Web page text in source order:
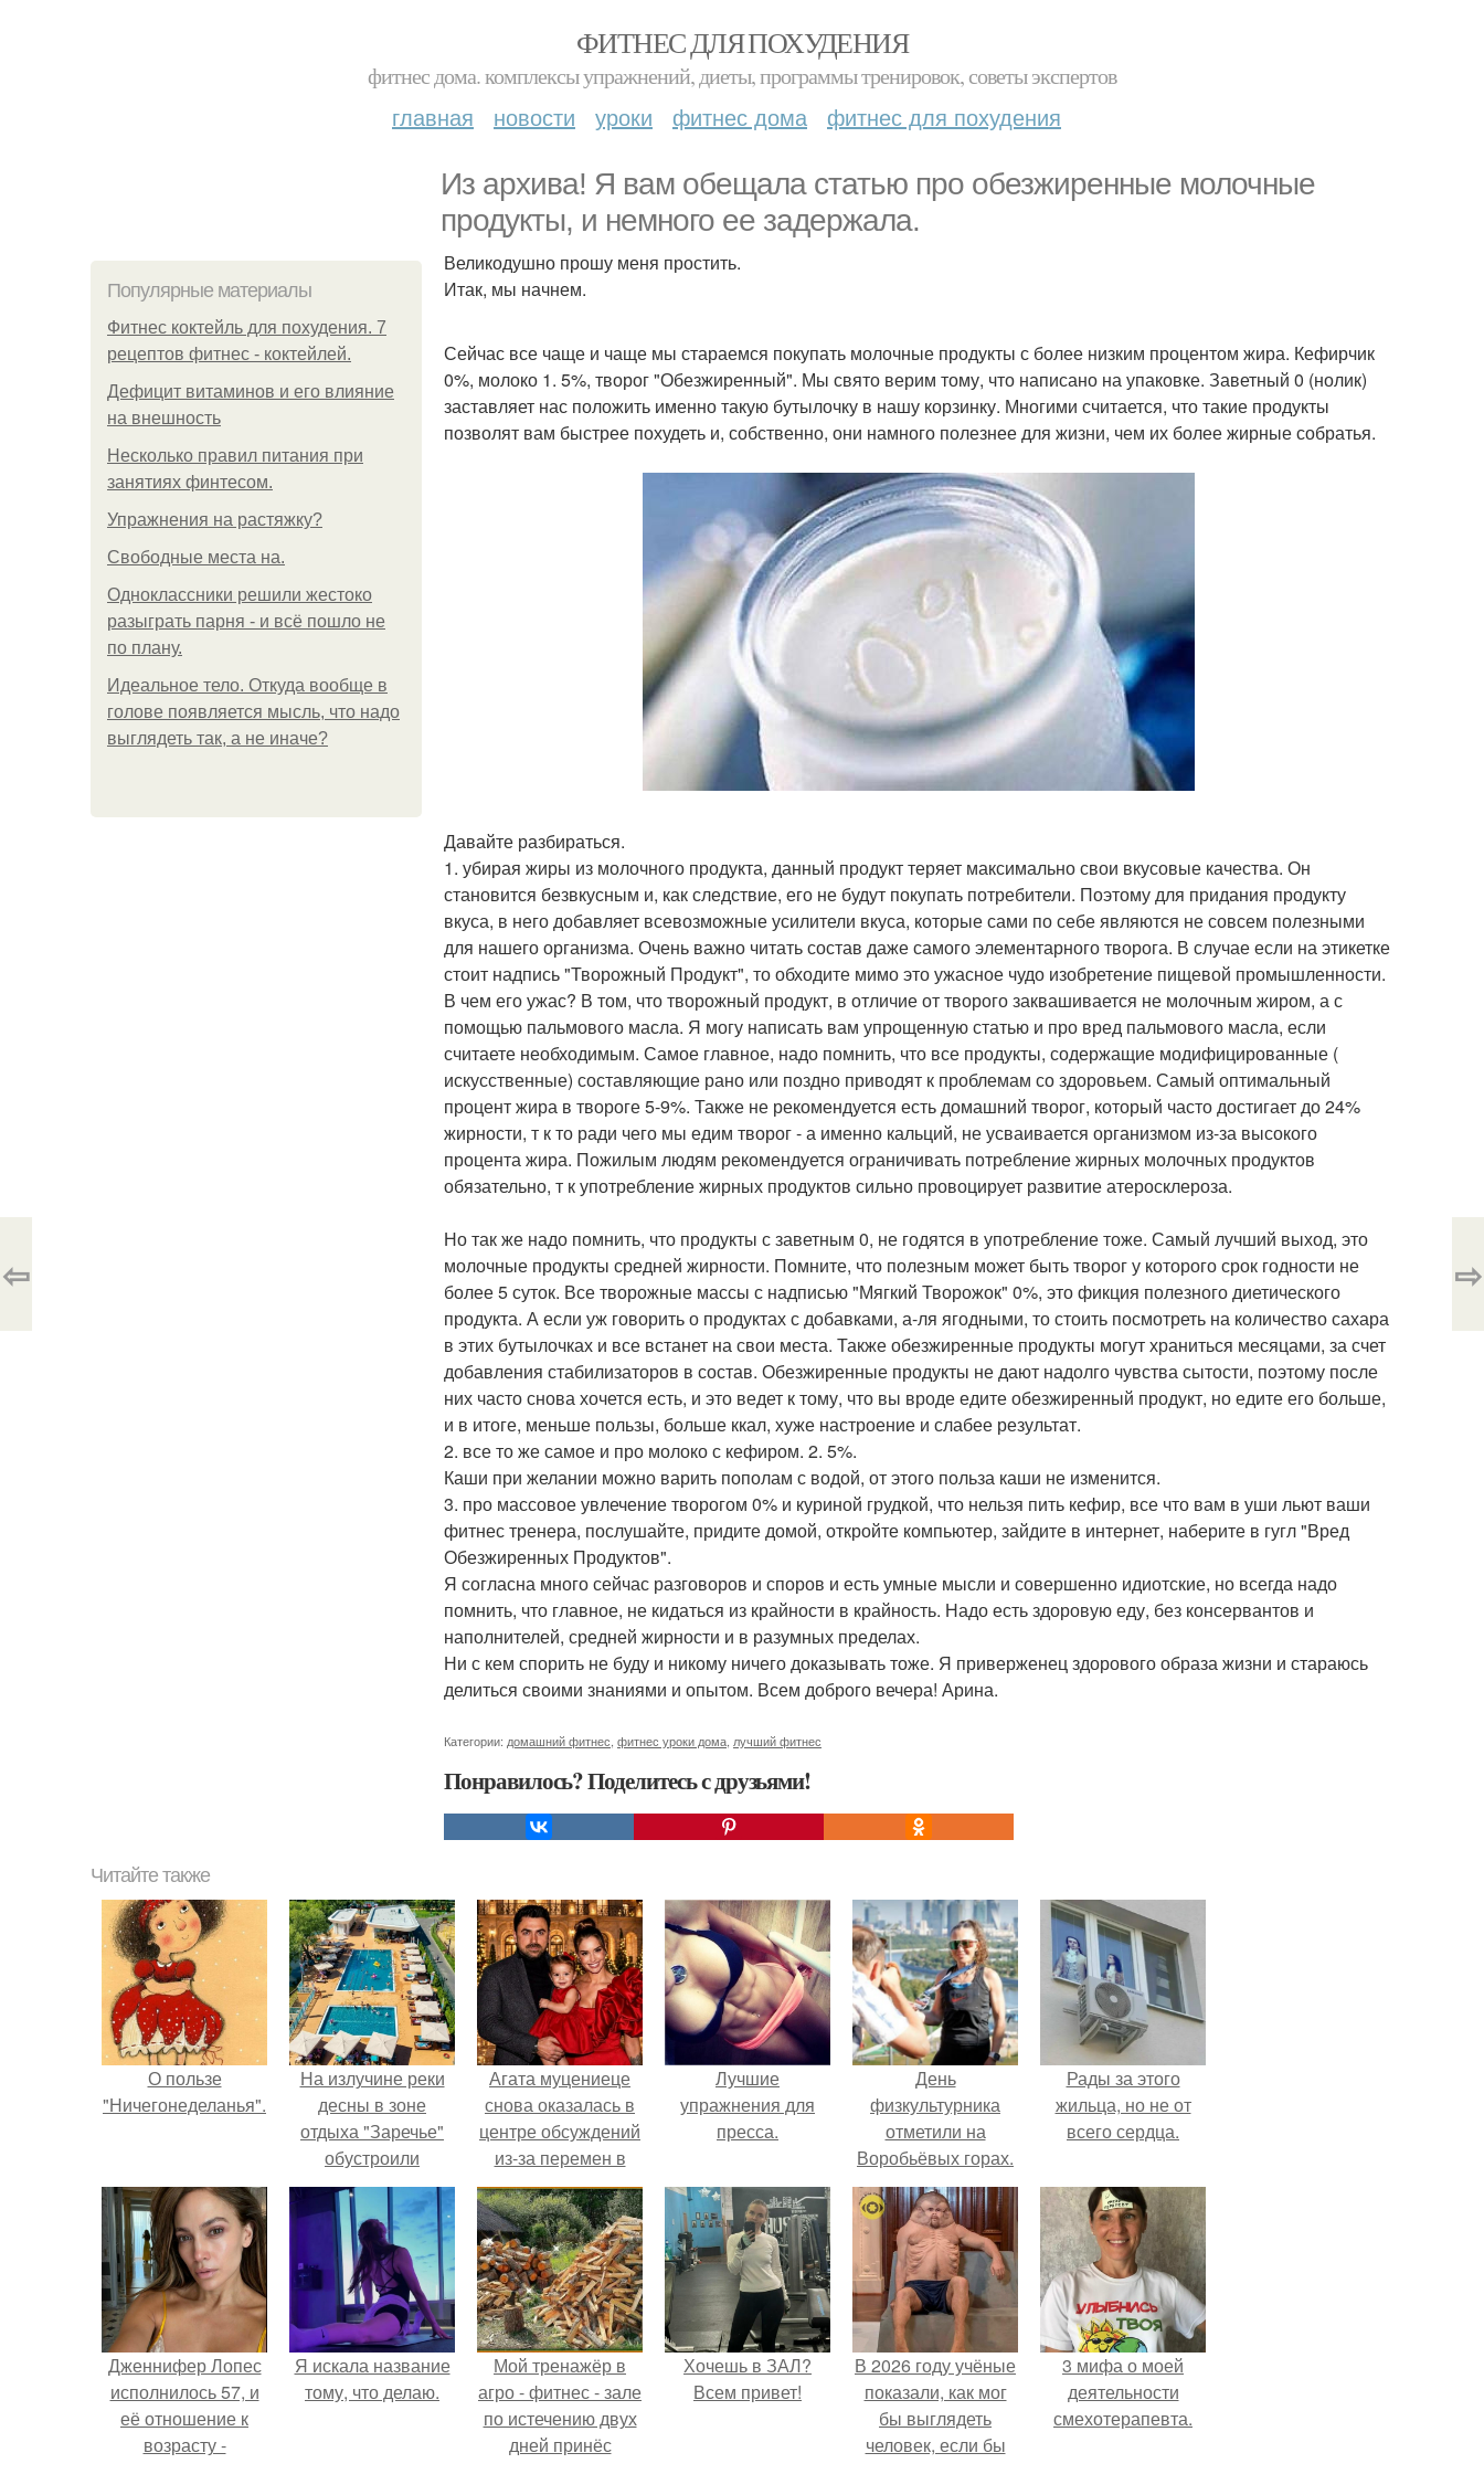
ФИТНЕС ДЛЯ ПОХУДЕНИЯ
фитнес дома. комплексы упражнений, диеты, программы тренировок, советы экспертов
главная новости уроки фитнес дома фитнес для похудения
Из архива! Я вам обещала статью про обезжиренные молочные
продукты, и немного ее задержала.
Популярные материалы
Фитнес коктейль для похудения. 7
рецептов фитнес - коктейлей.
Дефицит витаминов и его влияние
на внешность
Несколько правил питания при
занятиях финтесом.
Упражнения на растяжку?
Свободные места на.
Одноклассники решили жестоко
разыграть парня - и всё пошло не
по плану.
Идеальное тело. Откуда вообще в
голове появляется мысль, что надо
выглядеть так, а не иначе?
Великодушно прошу меня простить.
Итак, мы начнем.
Сейчас все чаще и чаще мы стараемся покупать молочные продукты с более низким процентом жира. Кефирчик
0%, молоко 1. 5%, творог "Обезжиренный". Мы свято верим тому, что написано на упаковке. Заветный 0 (нолик)
заставляет нас положить именно такую бутылочку в нашу корзинку. Многими считается, что такие продукты
позволят вам быстрее похудеть и, собственно, они намного полезнее для жизни, чем их более жирные собратья.
Давайте разбираться.
1. убирая жиры из молочного продукта, данный продукт теряет максимально свои вкусовые качества. Он
становится безвкусным и, как следствие, его не будут покупать потребители. Поэтому для придания продукту
вкуса, в него добавляет всевозможные усилители вкуса, которые сами по себе являются не совсем полезными
для нашего организма. Очень важно читать состав даже самого элементарного творога. В случае если на этикетке
стоит надпись "Творожный Продукт", то обходите мимо это ужасное чудо изобретение пищевой промышленности.
В чем его ужас? В том, что творожный продукт, в отличие от творого заквашивается не молочным жиром, а с
помощью пальмового масла. Я могу написать вам упрощенную статью и про вред пальмового масла, если
считаете необходимым. Самое главное, надо помнить, что все продукты, содержащие модифицированные (
искусственные) составляющие рано или поздно приводят к проблемам со здоровьем. Самый оптимальный
процент жира в твороге 5-9%. Также не рекомендуется есть домашний творог, который часто достигает до 24%
жирности, т к то ради чего мы едим творог - а именно кальций, не усваивается организмом из-за высокого
процента жира. Пожилым людям рекомендуется ограничивать потребление жирных молочных продуктов
обязательно, т к употребление жирных продуктов сильно провоцирует развитие атеросклероза.
Но так же надо помнить, что продукты с заветным 0, не годятся в употребление тоже. Самый лучший выход, это
молочные продукты средней жирности. Помните, что полезным может быть творог у которого срок годности не
более 5 суток. Все творожные массы с надписью "Мягкий Творожок" 0%, это фикция полезного диетического
продукта. А если уж говорить о продуктах с добавками, а-ля ягодными, то стоить посмотреть на количество сахара
в этих бутылочках и все встанет на свои места. Также обезжиренные продукты могут храниться месяцами, за счет
добавления стабилизаторов в состав. Обезжиренные продукты не дают надолго чувства сытости, поэтому после
них часто снова хочется есть, и это ведет к тому, что вы вроде едите обезжиренный продукт, но едите его больше,
и в итоге, меньше пользы, больше ккал, хуже настроение и слабее результат.
2. все то же самое и про молоко с кефиром. 2. 5%.
Каши при желании можно варить пополам с водой, от этого польза каши не изменится.
3. про массовое увлечение творогом 0% и куриной грудкой, что нельзя пить кефир, все что вам в уши льют ваши
фитнес тренера, послушайте, придите домой, откройте компьютер, зайдите в интернет, наберите в гугл "Вред
Обезжиренных Продуктов".
Я согласна много сейчас разговоров и споров и есть умные мысли и совершенно идиотские, но всегда надо
помнить, что главное, не кидаться из крайности в крайность. Надо есть здоровую еду, без консервантов и
наполнителей, средней жирности и в разумных пределах.
Ни с кем спорить не буду и никому ничего доказывать тоже. Я приверженец здорового образа жизни и стараюсь
делиться своими знаниями и опытом. Всем доброго вечера! Арина.
Категории: домашний фитнес фитнес уроки дома лучший фитнес
Понравилось? Поделитесь с друзьями!
⇦ ⇨
Читайте также
О пользе
"Ничегонеделанья".
На излучине реки
десны в зоне
отдыха "Заречье"
обустроили
комфортный
городской пляж.
Агата муцениеце
снова оказалась в
центре обсуждений
из-за перемен в
личной жизни.
Лучшие
упражнения для
пресса.
День
физкультурника
отметили на
Воробьёвых горах.
Рады за этого
жильца, но не от
всего сердца.
Дженнифер Лопес
исполнилось 57, и
её отношение к
возрасту -
Я искала название
тому, что делаю.
Мой тренажёр в
агро - фитнес - зале
по истечению двух
дней принёс
Хочешь в ЗАЛ?
Всем привет!
В 2026 году учёные
показали, как мог
бы выглядеть
человек, если бы
3 мифа о моей
деятельности
смехотерапевта.